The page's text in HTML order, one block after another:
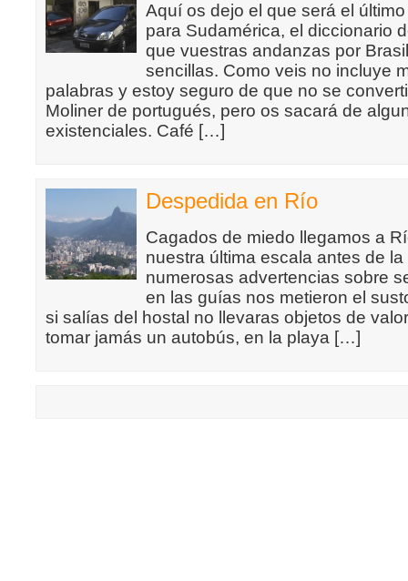
Aquí os dejo el que será el
para Sudamérica, el diccionario
que vuestras andanzas por
sencillas. Como veis no incluye
palabras y estoy seguro de que no se
Moliner de portugués, pero os sacará de
existenciales. Café […]
Despedida en Río
Cagados de miedo llegamos a
nuestra última escala antes de
numerosas advertencias sobre
en las guías nos metieron el
si salías del hostal no llevaras objetos de
tomar jamás un autobús, en la playa […]